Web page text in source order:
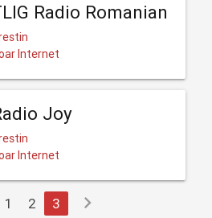
Radio Romanian
Internet
Joy
Internet
1 2 3 chevron_right